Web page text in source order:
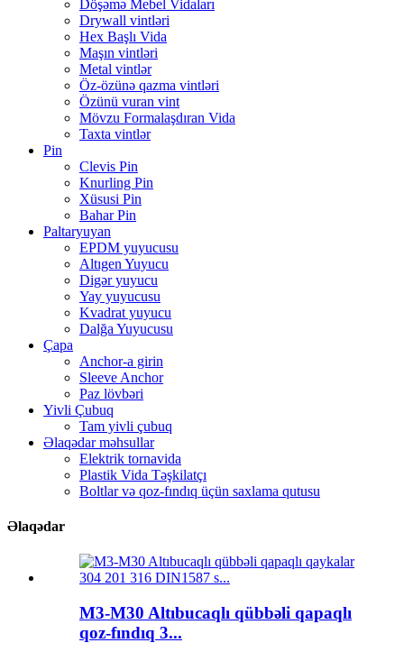
Döşəmə Mebel Vidaları
Drywall vintləri
Hex Başlı Vida
Maşın vintləri
Metal vintlər
Öz-özünə qazma vintləri
Özünü vuran vint
Mövzu Formalaşdıran Vida
Taxta vintlər
Pin
Clevis Pin
Knurling Pin
Xüsusi Pin
Bahar Pin
Paltaryuyan
EPDM yuyucusu
Altıgen Yuyucu
Digər yuyucu
Yay yuyucusu
Kvadrat yuyucu
Dalğa Yuyucusu
Çapa
Anchor-a girin
Sleeve Anchor
Paz lövbəri
Yivli Çubuq
Tam yivli çubuq
Əlaqədar məhsullar
Elektrik tornavida
Plastik Vida Təşkilatçı
Boltlar və qoz-fındıq üçün saxlama qutusu
Əlaqədar
M3-M30 Altıbucaqlı qübbəli qapaqlı
qoz-fındıq 3...